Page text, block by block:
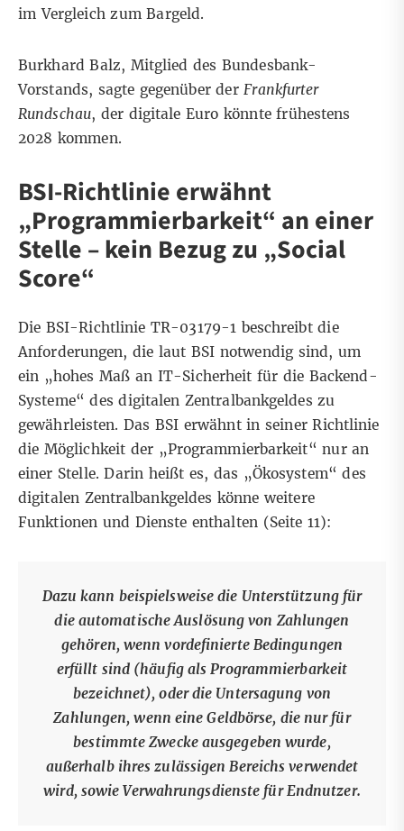
im Vergleich zum Bargeld.
Burkhard Balz, Mitglied des Bundesbank-
Vorstands, sagte gegenüber derFrankfurter
Rundschau, der digitale Euro könntefrühestens
2028 kommen.
BSI-Richtlinie erwähnt
„Programmierbarkeit“ an einer
Stelle – kein Bezug zu „Social
Score“
Die BSI-Richtlinie TR-03179-1 beschreibt die
Anforderungen, die laut BSI notwendig sind, um
ein „hohes Maß an IT-Sicherheit für die Backend-
Systeme“ des digitalen Zentralbankgeldes zu
gewährleisten. Das BSI erwähnt in seiner Richtlinie
die Möglichkeit der „Programmierbarkeit“ nur an
einer Stelle. Darin heißt es, das „Ökosystem“ des
digitalen Zentralbankgeldes könne weitere
Funktionen und Dienste enthalten (Seite 11):
Dazu kann beispielsweise die Unterstützung für
die automatische Auslösung von Zahlungen
gehören, wenn vordefinierte Bedingungen
erfüllt sind (häufig als Programmierbarkeit
bezeichnet), oder die Untersagung von
Zahlungen, wenn eine Geldbörse, die nur für
bestimmte Zwecke ausgegeben wurde,
außerhalb ihres zulässigen Bereichs verwendet
wird, sowie Verwahrungsdienste für Endnutzer.